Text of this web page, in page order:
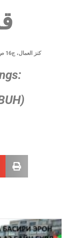
کنز العمال، ج16 ص456 ح45409؛ الصواعق المحرقه، ابن حجر هیثمی، ص172